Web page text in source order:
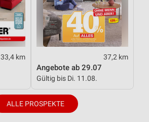
33,4 km 37,2 km
Angebote ab 29.07
Gültig bis Di. 11.08.
ALLE PROSPEKTE